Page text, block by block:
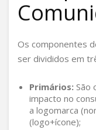
Os componentes
ser divididos em
Primários: São
impacto no
a logomarca
(logo+ícone);